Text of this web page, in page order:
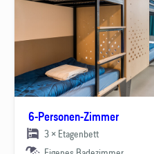
6-Personen-Zimmer
3 × Etagenbett